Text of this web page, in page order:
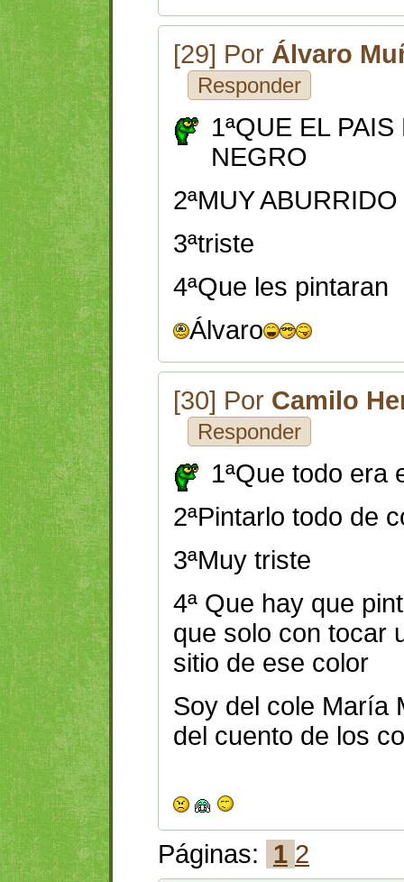
[29] Por Álvaro
Responder
1ªQUE EL
NEGRO
2ªMUY
3ªtriste
4ªQue les pintaran
Álvaro
[30] Por Camilo
Responder
1ªQue todo era
2ªPintarlo todo de
3ªMuy triste
4ª Que hay que
que solo con tocar
sitio de ese color
Soy del cole María
del cuento de los
Páginas: 1 2